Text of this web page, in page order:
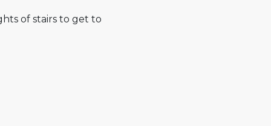
of stairs to get to